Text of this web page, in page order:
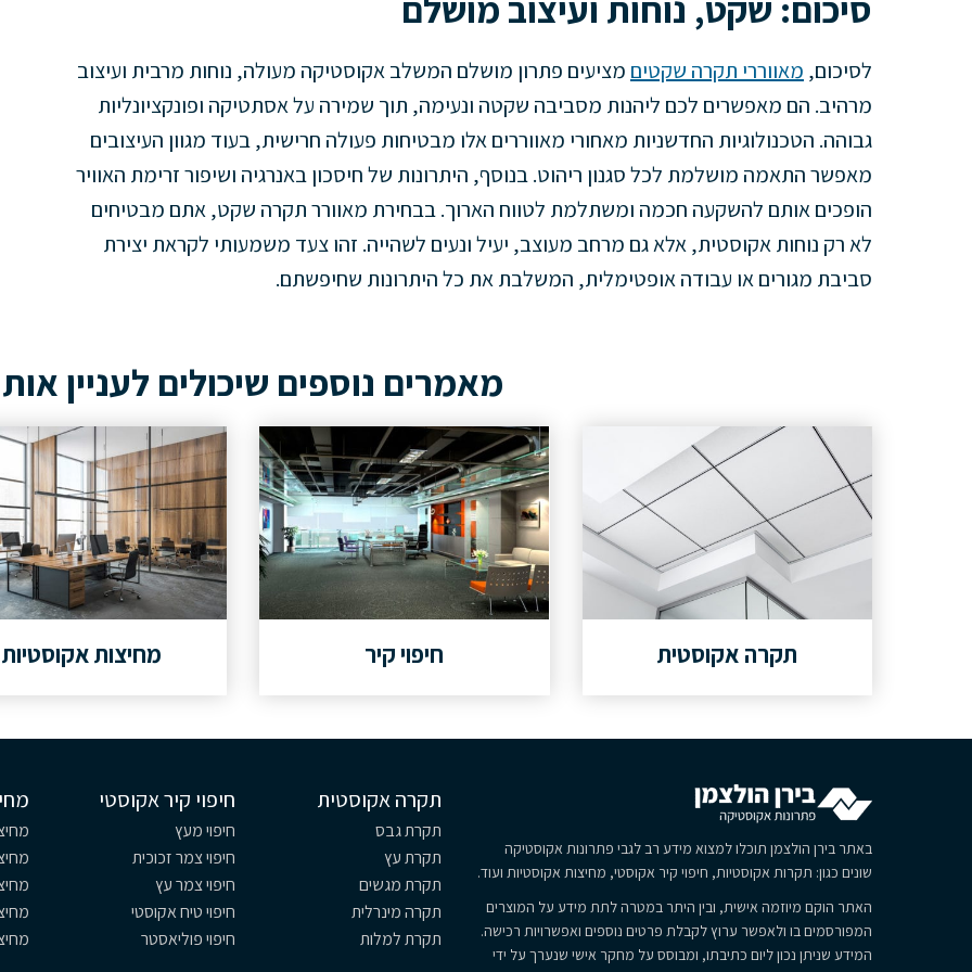
לסיכום, מאווררי תקרה שקטים מציעים פתרון מושלם המשלב אקוסטיקה מעולה, נוחות מרבית ועיצוב
מרהיב. הם מאפשרים לכם ליהנות מסביבה שקטה ונעימה, תוך שמירה על אסתטיקה ופונקציונליות
גבוהה. הטכנולוגיות החדשניות מאחורי מאווררים אלו מבטיחות פעולה חרישית, בעוד מגוון העיצובים
מאפשר התאמה מושלמת לכל סגנון ריהוט. בנוסף, היתרונות של חיסכון באנרגיה ושיפור זרימת האוויר
הופכים אותם להשקעה חכמה ומשתלמת לטווח הארוך. בבחירת מאוורר תקרה שקט, אתם מבטיחים
לא רק נוחות אקוסטית, אלא גם מרחב מעוצב, יעיל ונעים לשהייה. זהו צעד משמעותי לקראת יצירת
סביבת מגורים או עבודה אופטימלית, המשלבת את כל היתרונות שחיפשתם.
מאמרים נוספים שיכולים לעניין
תקרה אקוסטית חיפוי קיר מחיצות אקוסטיות
באתר בירן הולצמן תוכלו למצוא מידע רב לגבי פתרונות אקוסטיקה
שונים כגון: תקרות אקוסטיות, חיפוי קיר אקוסטי, מחיצות אקוסטיות ועוד.
האתר הוקם מיוזמה אישית, ובין היתר במטרה לתת מידע על המוצרים
המפורסמים בו ולאפשר ערוץ לקבלת פרטים נוספים ואפשרויות רכישה.
המידע שניתן נכון ליום כתיבתו, ומבוסס על מחקר אישי שנערך על ידי
תקרה אקוסטית
תקרת גבס
תקרת עץ
תקרת מגשים
תקרה מינרלית
תקרת למלות
חיפוי קיר אקוסטי
חיפוי מעץ
חיפוי צמר זכוכית
חיפוי צמר עץ
חיפוי טיח אקוסטי
חיפוי פוליאסטר